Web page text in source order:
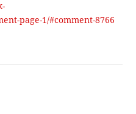
page-1/#comment-8766